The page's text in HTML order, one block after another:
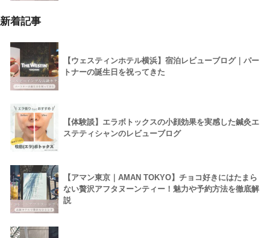
新着記事
【ウェスティンホテル横浜】宿泊レビューブログ｜パー
トナーの誕生日を祝ってきた
【体験談】エラボトックスの小顔効果を実感した鍼灸エ
ステティシャンのレビューブログ
【アマン東京｜AMAN TOKYO】チョコ好きにはたまら
ない贅沢アフタヌーンティー！魅力や予約方法を徹底解
説